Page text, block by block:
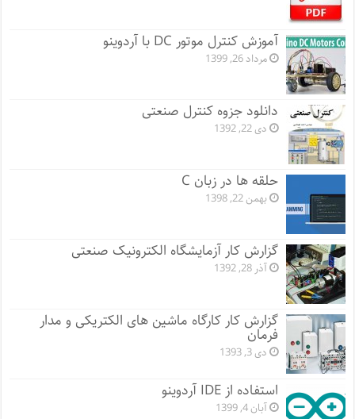
آموزش کنترل موتور DC با آردوینو
مرداد 26, 1399
دانلود جزوه کنترل صنعتی
دی 22, 1392
حلقه ها در زبان C
بهمن 22, 1398
گزارش کار آزمایشگاه الکترونیک صنعتی
آذر 28, 1392
گزارش کار کارگاه ماشین های الکتریکی و مدار
فرمان
دی 3, 1393
استفاده از IDE آردوینو
آبان 4, 1399